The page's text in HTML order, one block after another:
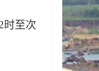
时至次